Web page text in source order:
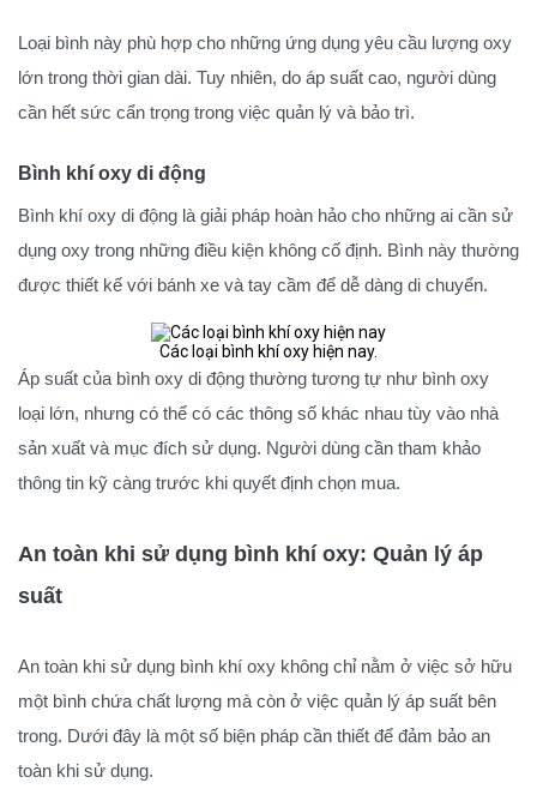
Loại bình này phù hợp cho những ứng dụng yêu cầu lượng oxy
lớn trong thời gian dài. Tuy nhiên, do áp suất cao, người dùng
cần hết sức cẩn trọng trong việc quản lý và bảo trì.
Bình khí oxy di động
Bình khí oxy di động là giải pháp hoàn hảo cho những ai cần sử
dụng oxy trong những điều kiện không cố định. Bình này thường
được thiết kế với bánh xe và tay cầm để dễ dàng di chuyển.
Các loại bình khí oxy hiện nay.
Áp suất của bình oxy di động thường tương tự như bình oxy
loại lớn, nhưng có thể có các thông số khác nhau tùy vào nhà
sản xuất và mục đích sử dụng. Người dùng cần tham khảo
thông tin kỹ càng trước khi quyết định chọn mua.
An toàn khi sử dụng bình khí oxy: Quản lý áp
suất
An toàn khi sử dụng bình khí oxy không chỉ nằm ở việc sở hữu
một bình chứa chất lượng mà còn ở việc quản lý áp suất bên
trong. Dưới đây là một số biện pháp cần thiết để đảm bảo an
toàn khi sử dụng.